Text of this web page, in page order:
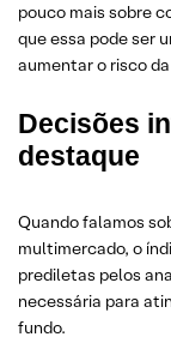
pouco mais sobre
que essa pode ser
aumentar o risco
Decisões
destaque
Quando falamos
multimercado, o
prediletas pelos
necessária para
fundo.